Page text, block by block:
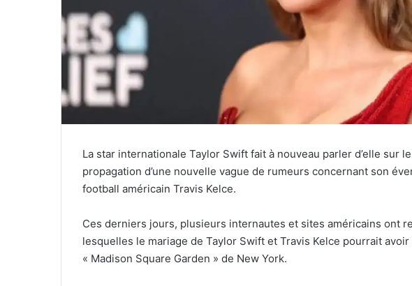
La star internationale Taylor Swift fait à nouveau parler d’elle sur
propagation d’une nouvelle vague de rumeurs concernant son
football américain Travis Kelce.
Ces derniers jours, plusieurs internautes et sites américains ont
lesquelles le mariage de Taylor Swift et Travis Kelce pourrait
« Madison Square Garden » de New York.